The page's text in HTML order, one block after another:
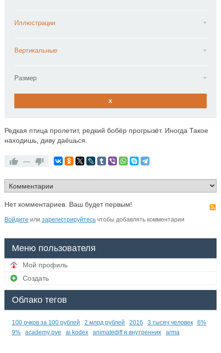
Иллюстрации
Вертикальные
Размер
x
Редкая птица пролетит, редкий бобёр прогрызёт. Иногда Такое
находишь, диву даёшься.
—
Нет комментариев. Ваш будет первым!
Войдите или зарегистрируйтесьчтобы добавлять комментарии
Меню пользователя
Мой профиль
Создать
Облако тегов
100 очков за 100 рублей 2 млрд рублей 2016 3 тысяч человек
6%
9%
academy pve ai kodex animatediff и внутренних arma